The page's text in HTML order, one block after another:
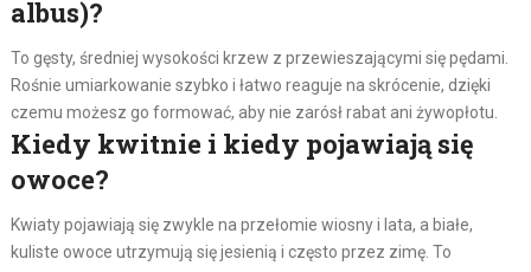
albus)?
To gęsty, średniej wysokości krzew z przewieszającymi się pędami.
Rośnie umiarkowanie szybko i łatwo reaguje na skrócenie, dzięki
czemu możesz go formować, aby nie zarósł rabat ani żywopłotu.
Kiedy kwitnie i kiedy pojawiają się
owoce?
Kwiaty pojawiają się zwykle na przełomie wiosny i lata, a białe,
kuliste owoce utrzymują się jesienią i często przez zimę. To